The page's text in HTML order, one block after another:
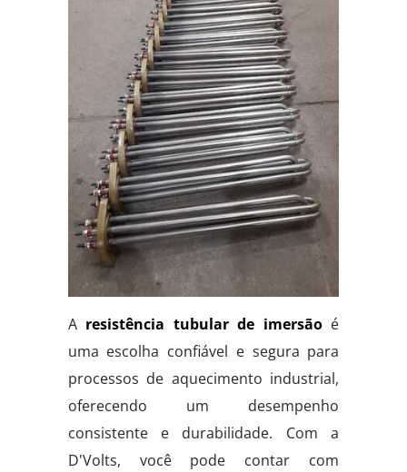
A resistência tubular de imersãoé
uma escolha confiável e segura para
processos de aquecimento industrial,
oferecendo um desempenho
consistente e durabilidade. Com a
D'Volts, você pode contar com